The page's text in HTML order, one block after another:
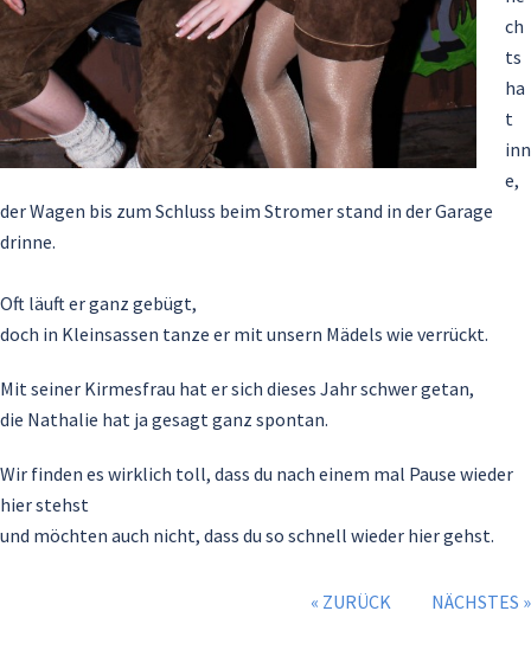
ch
ts
ha
t
inn
e,
der Wagen bis zum Schluss beim Stromer stand in der Garage
drinne.
Oft läuft er ganz gebügt,
doch in Kleinsassen tanze er mit unsern Mädels wie verrückt.
Mit seiner Kirmesfrau hat er sich dieses Jahr schwer getan,
die Nathalie hat ja gesagt ganz spontan.
Wir finden es wirklich toll, dass du nach einem mal Pause wieder
hier stehst
und möchten auch nicht, dass du so schnell wieder hier gehst.
NÄCHSTES »
« ZURÜCK